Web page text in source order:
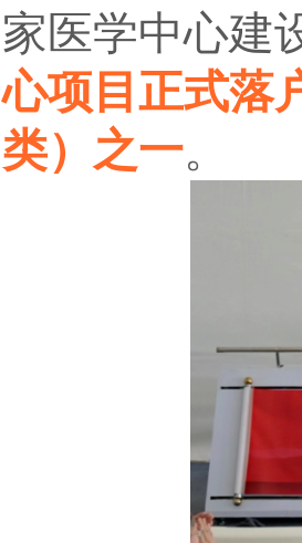
家医学中心建
心项目正式落
类）之一。